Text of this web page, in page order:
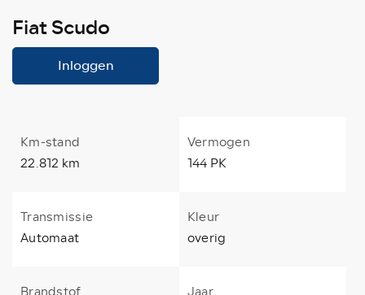
Fiat Scudo
Inloggen
Km-stand
22.812 km
Vermogen
144 PK
Transmissie
Automaat
Kleur
overig
Brandstof
Jaar